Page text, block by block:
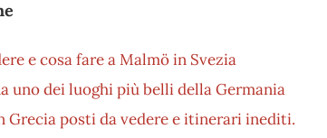
e cosa fare a Malmö in Svezia
uno dei luoghi più belli della Germania
Grecia posti da vedere e itinerari inediti.